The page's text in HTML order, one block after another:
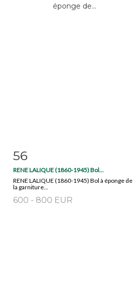
Item detail
56
RENE LALIQUE (1860-1945) Bol...
RENE LALIQUE (1860-1945) Bol à éponge de
la garniture...
600 - 800 EUR